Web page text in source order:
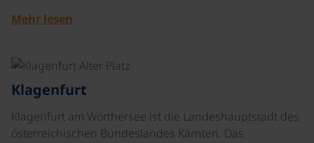
Mehr lesen
Klagenfurt
Klagenfurt am Wörthersee ist die Landeshauptstadt des
österreichischen Bundeslandes Kärnten. Das